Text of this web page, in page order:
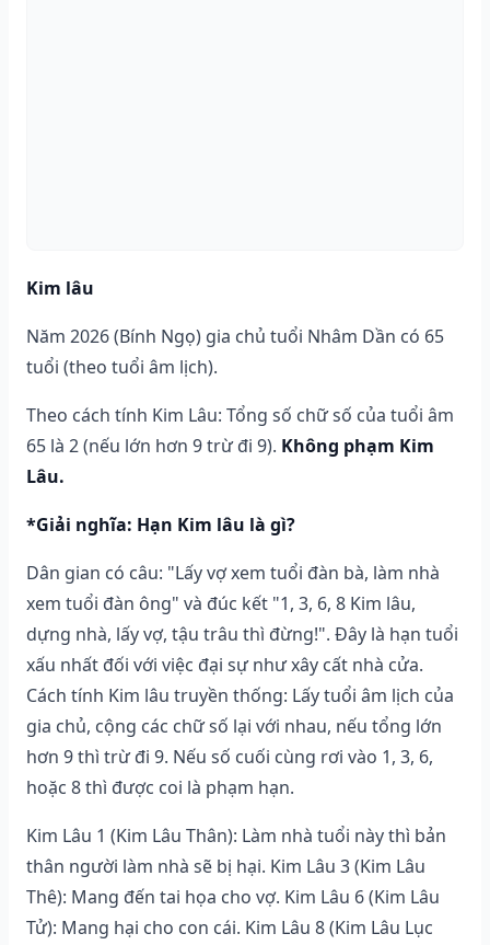
Kim lâu
Năm 2026 (Bính Ngọ) gia chủ tuổi Nhâm Dần có 65
tuổi (theo tuổi âm lịch).
Theo cách tính Kim Lâu: Tổng số chữ số của tuổi âm
65 là 2 (nếu lớn hơn 9 trừ đi 9). Không phạm Kim
Lâu.
*Giải nghĩa: Hạn Kim lâu là gì?
Dân gian có câu: "Lấy vợ xem tuổi đàn bà, làm nhà
xem tuổi đàn ông" và đúc kết "1, 3, 6, 8 Kim lâu,
dựng nhà, lấy vợ, tậu trâu thì đừng!". Đây là hạn tuổi
xấu nhất đối với việc đại sự như xây cất nhà cửa.
Cách tính Kim lâu truyền thống: Lấy tuổi âm lịch của
gia chủ, cộng các chữ số lại với nhau, nếu tổng lớn
hơn 9 thì trừ đi 9. Nếu số cuối cùng rơi vào 1, 3, 6,
hoặc 8 thì được coi là phạm hạn.
Kim Lâu 1 (Kim Lâu Thân): Làm nhà tuổi này thì bản
thân người làm nhà sẽ bị hại. Kim Lâu 3 (Kim Lâu
Thê): Mang đến tai họa cho vợ. Kim Lâu 6 (Kim Lâu
Tử): Mang hại cho con cái. Kim Lâu 8 (Kim Lâu Lục